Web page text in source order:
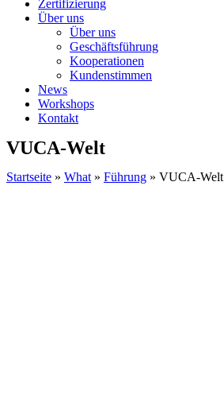
Zertifizierung
Über uns
Über uns
Geschäftsführung
Kooperationen
Kundenstimmen
News
Workshops
Kontakt
VUCA-Welt
Startseite » What » Führung » VUCA-Welt